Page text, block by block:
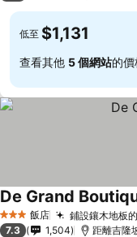
低至 $1,131
查看其他 5 個網站的價
3 星級 飯店 鋪設鑲木地板
De Grand
7.3 1,504 距離吉隆